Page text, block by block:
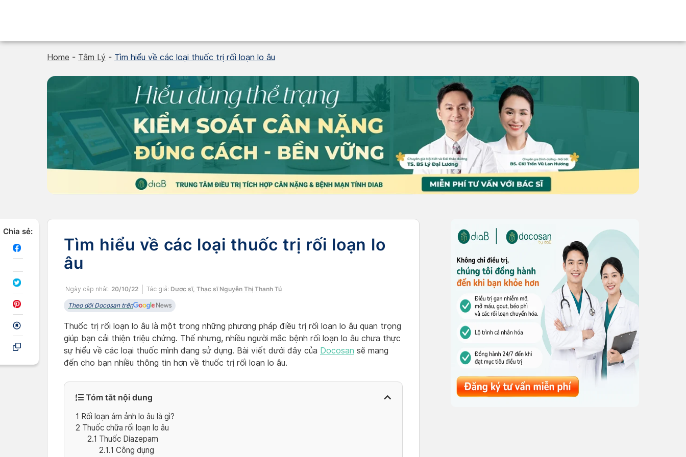
Home - Tâm Lý - Tìm hiểu về các loại thuốc trị rối loạn lo âu
Chia sẻ:
Tìm hiểu về các loại thuốc trị rối loạn lo
âu
Ngày cập nhật: 20/10/22 Tác giả: Dược sĩ, Thạc sĩ Nguyễn Thị Thanh Tú
Theo dõi Docosan trên
Thuốc trị rối loạn lo âu là một trong những phương pháp điều trị rối loạn lo âu quan trọng
giúp bạn cải thiện triệu chứng. Thế nhưng, nhiều người mắc bệnh rối loạn lo âu chưa thực
sự hiểu về các loại thuốc mình đang sử dụng. Bài viết dưới đây của Docosan sẽ mang
đến cho bạn nhiều thông tin hơn về thuốc trị rối loạn lo âu.
Tóm tắt nội dung
1 Rối loạn ám ảnh lo âu là gì?
2 Thuốc chữa rối loạn lo âu
2.1 Thuốc Diazepam
2.1.1 Công dụng